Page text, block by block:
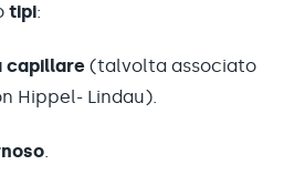
tipi:
capillare (talvolta associato
Hippel- Lindau).
.